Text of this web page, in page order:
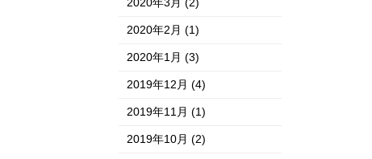
2020年2月(1)
2020年1月(3)
2019年12月(4)
2019年11月(1)
2019年10月(2)